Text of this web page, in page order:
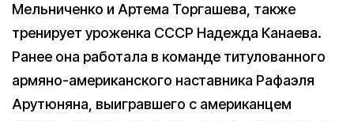
Мельниченко и Артема Торгашева, также
тренирует уроженка СССР Надежда Канаева.
Ранее она работала в команде титулованного
армяно-американского наставника Рафаэля
Арутюняна, выигравшего с американцем